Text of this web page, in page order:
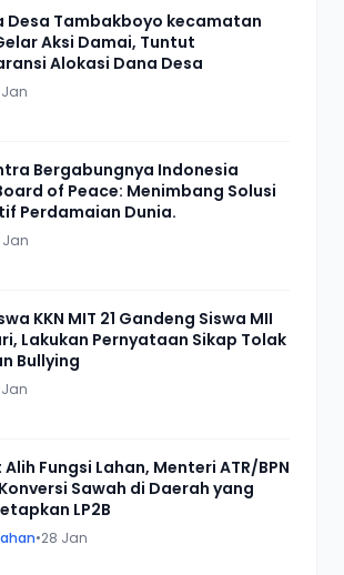
Desa Tambakboyo kecamatan
Aksi Damai, Tuntut
Alokasi Dana Desa
Jan
Bergabungnya Indonesia
of Peace: Menimbang Solusi
Perdamaian Dunia.
Jan
KKN MIT 21 Gandeng Siswa MII
Lakukan Pernyataan Sikap Tolak
Bullying
Fungsi Lahan, Menteri ATR/BPN
Sawah di Daerah yang
LP2B
•28 Jan